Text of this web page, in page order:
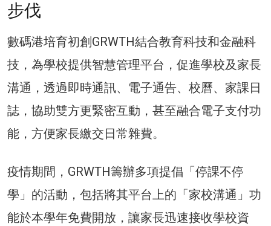
步伐
數碼港培育初創GRWTH結合教育科技和金融科
技，為學校提供智慧管理平台，促進學校及家長
溝通，透過即時通訊、電子通告、校曆、家課日
誌，協助雙方更緊密互動，甚至融合電子支付功
能，方便家長繳交日常雜費。
疫情期間，GRWTH籌辦多項提倡「停課不停
學」的活動，包括將其平台上的「家校溝通」功
能於本學年免費開放，讓家長迅速接收學校資